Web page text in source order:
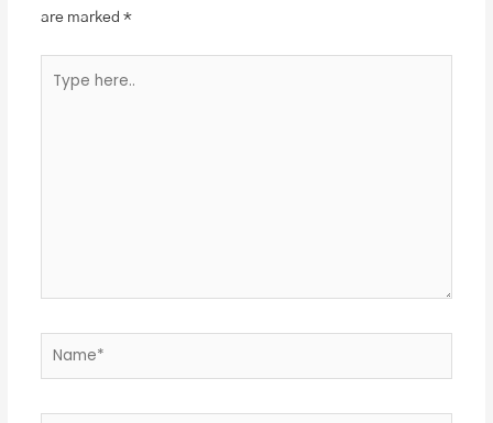
are marked *